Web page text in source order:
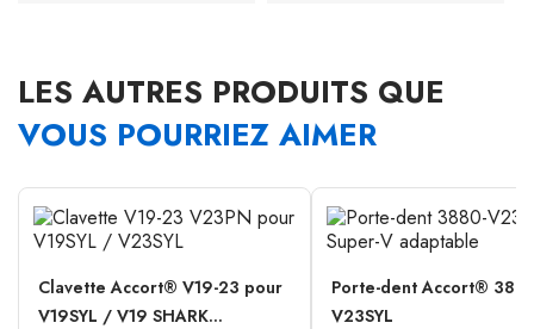
LES AUTRES PRODUITS QUE
VOUS POURRIEZ AIMER
Clavette Accort® V19-23 pour
V19SYL / V19 SHARK...
Porte-dent Accort®
V23SYL